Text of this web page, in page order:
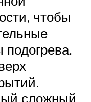
чтобы
сложный